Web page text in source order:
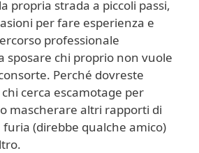
propria strada a piccoli passi,
per fare esperienza e
professionale
sposare chi proprio non vuole
Perché dovreste
cerca escamotage per
mascherare altri rapporti di
furia (direbbe qualche amico)